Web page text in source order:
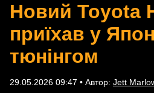
Новий Toyota
приїхав у
тюнінгом
29.05.2026 09:47 • Автор: Jett